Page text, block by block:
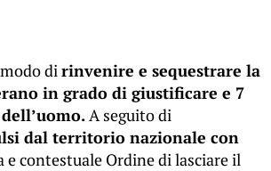
dirinvenire e sequestrare la
in grado di giustificare e 7
A seguito di
dal territorio nazionale con
e contestuale Ordine di lasciare il